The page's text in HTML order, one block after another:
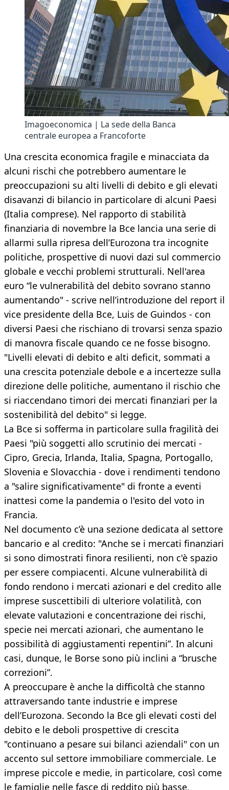
Imagoeconomica | La sede della Banca
centrale europea a Francoforte
Una crescita economica fragile e minacciata da
alcuni rischi che potrebbero aumentare le
preoccupazioni su alti livelli di debito e gli elevati
disavanzi di bilancio in particolare di alcuni Paesi
(Italia comprese). Nel rapporto di stabilità
finanziaria di novembre la Bce lancia una serie di
allarmi sulla ripresa dell’Eurozona tra incognite
politiche, prospettive di nuovi dazi sul commercio
globale e vecchi problemi strutturali. Nell'area
euro “le vulnerabilità del debito sovrano stanno
aumentando" - scrive nell’introduzione del report il
vice presidente della Bce, Luis de Guindos - con
diversi Paesi che rischiano di trovarsi senza spazio
di manovra fiscale quando ce ne fosse bisogno.
"Livelli elevati di debito e alti deficit, sommati a
una crescita potenziale debole e a incertezze sulla
direzione delle politiche, aumentano il rischio che
si riaccendano timori dei mercati finanziari per la
sostenibilità del debito" si legge.
La Bce si sofferma in particolare sulla fragilità dei
Paesi "più soggetti allo scrutinio dei mercati -
Cipro, Grecia, Irlanda, Italia, Spagna, Portogallo,
Slovenia e Slovacchia - dove i rendimenti tendono
a "salire significativamente" di fronte a eventi
inattesi come la pandemia o l'esito del voto in
Francia.
Nel documento c’è una sezione dedicata al settore
bancario e al credito: "Anche se i mercati finanziari
si sono dimostrati finora resilienti, non c'è spazio
per essere compiacenti. Alcune vulnerabilità di
fondo rendono i mercati azionari e del credito alle
imprese suscettibili di ulteriore volatilità, con
elevate valutazioni e concentrazione dei rischi,
specie nei mercati azionari, che aumentano le
possibilità di aggiustamenti repentini”. In alcuni
casi, dunque, le Borse sono più inclini a “brusche
correzioni”.
A preoccupare è anche la difficoltà che stanno
attraversando tante industrie e imprese
dell’Eurozona. Secondo la Bce gli elevati costi del
debito e le deboli prospettive di crescita
"continuano a pesare sui bilanci aziendali" con un
accento sul settore immobiliare commerciale. Le
imprese piccole e medie, in particolare, così come
le famiglie nelle fasce di reddito più basse,